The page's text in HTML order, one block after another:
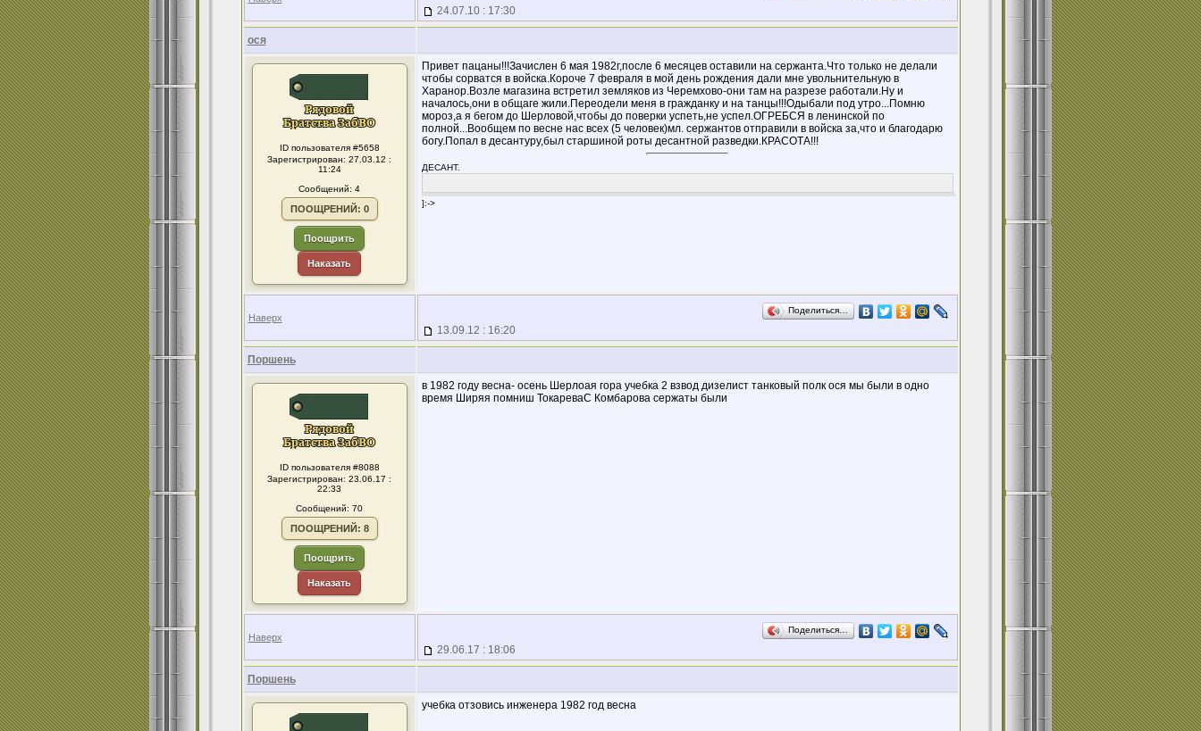
24.07.10 : 17:30
ося
ID пользователя #5658
Зарегистрирован: 27.03.12 :
11:24
Сообщений: 4
ПООЩРЕНИЙ: 0
Поощрить
Наказать
Привет пацаны!!!Зачислен 6 мая 1982г,после 6 месяцев оставили на сержанта.Что только не делали
чтобы сорватся в войска.Короче 7 февраля в мой день рождения дали мне увольнительную в
Харанор.Возле магазина встретил земляков из Черемхово-они там на разрезе работали.Ну и
началось,они в общаге жили.Переодели меня в гражданку и на танцы!!!Одыбали под утро...Помню
мороз,а я бегом до Шерловой,чтобы до поверки успеть,не успел.ОГРЕБСЯ в ленинской по
полной...Вообщем по весне нас всех (5 человек)мл. сержантов отправили в войска за,что и благодарю
богу.Попал в десантуру,был старшиной роты десантной разведки.КРАСОТА!!!
ДЕСАНТ.
]:->
Наверх
Поделиться…
13.09.12 : 16:20
Поршень
ID пользователя #8088
Зарегистрирован: 23.06.17 :
22:33
Сообщений: 70
ПООЩРЕНИЙ: 8
Поощрить
Наказать
в 1982 году весна- осень Шерлоая гора учебка 2 взвод дизелист танковый полк ося мы были в одно
время Ширяя помниш ТокареваС Комбарова сержаты были
Наверх
Поделиться…
29.06.17 : 18:06
Поршень
учебка отзовись инженера 1982 год весна